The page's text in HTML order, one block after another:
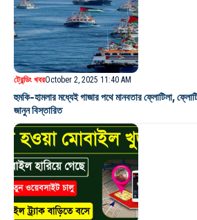
ট্রেন্ডিং খবরOctober 2, 2025 11:40 AM
হুমকি-হামলার মধ্যেই গাজার পথে মানবতার ফ্লোটিলা,
জানুন বিস্তারিত